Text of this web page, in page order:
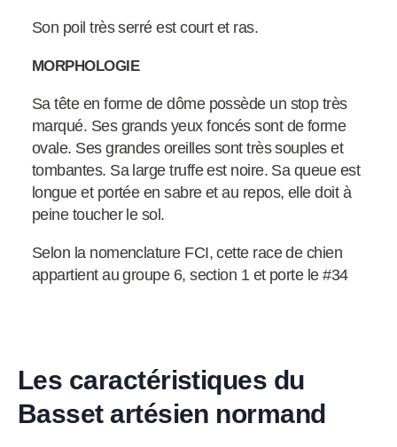
Son poil très serré est court et ras.
MORPHOLOGIE
Sa tête en forme de dôme possède un stop très
marqué. Ses grands yeux foncés sont de forme
ovale. Ses grandes oreilles sont très souples et
tombantes. Sa large truffe est noire. Sa queue est
longue et portée en sabre et au repos, elle doit à
peine toucher le sol.
Selon la nomenclature FCI, cette race de chien
appartient au groupe 6, section 1 et porte le #34
Les caractéristiques du
Basset artésien normand